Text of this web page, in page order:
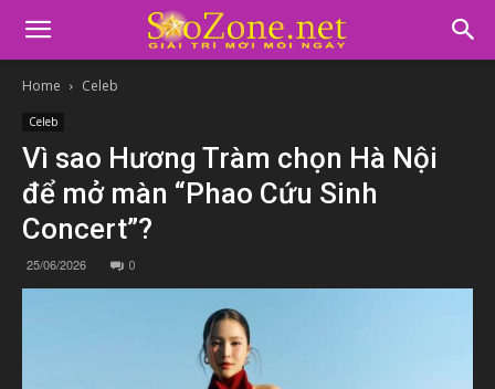
Home Celeb
Celeb
Vì sao Hương Tràm chọn Hà Nội
để mở màn “Phao Cứu Sinh
Concert”?
25/06/2026 0